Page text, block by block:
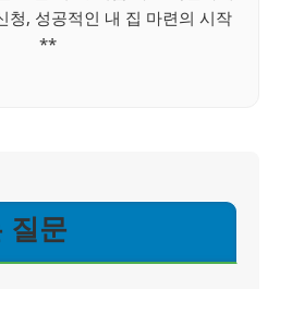
, 성공적인 내 집 마련의 시작
**
질문